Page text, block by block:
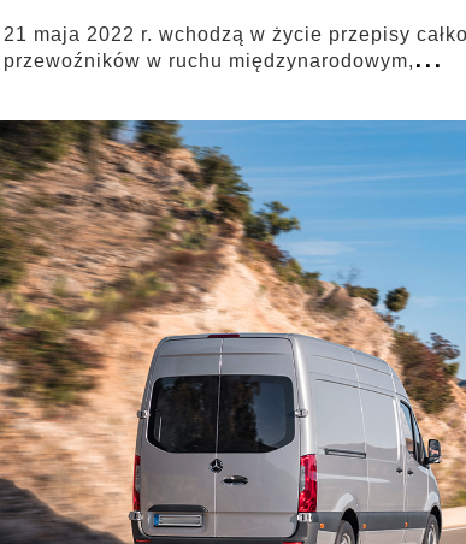
21 maja 2022 r. wchodzą w życie przepisy
przewoźników w ruchu międzynarodowym, ...